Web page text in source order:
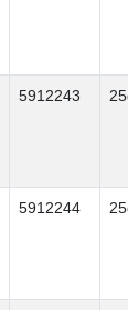
5912243
5912244